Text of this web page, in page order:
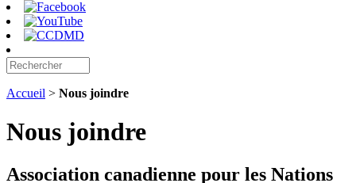
Accueil > Nous joindre
Nous joindre
Association canadienne pour les Nations